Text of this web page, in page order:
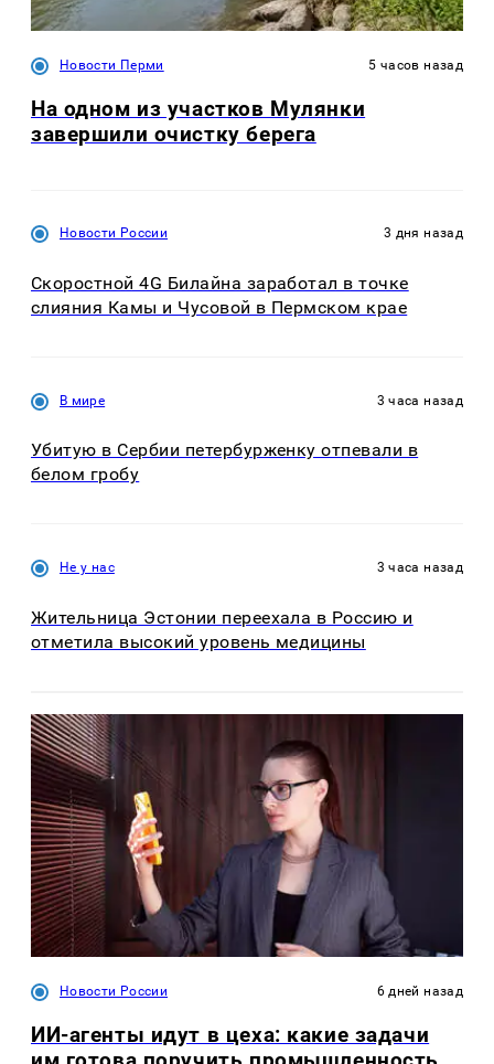
Новости Перми 5 часов назад
На одном из участков Мулянки
завершили очистку берега
Новости России 3 дня назад
Скоростной 4G Билайна заработал в точке
слияния Камы и Чусовой в Пермском крае
В мире 3 часа назад
Убитую в Сербии петербурженку отпевали в
белом гробу
Не у нас 3 часа назад
Жительница Эстонии переехала в Россию и
отметила высокий уровень медицины
Новости России 6 дней назад
ИИ-агенты идут в цеха: какие задачи